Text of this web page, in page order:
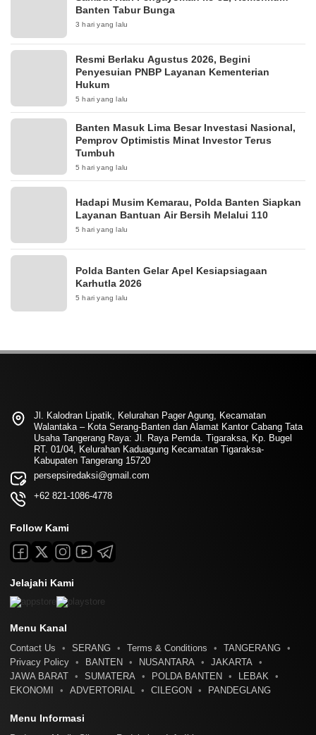
Banten Tabur Bunga
3 hari yang lalu
Resmi Berlaku Agustus 2026, Begini
Penyesuian PNBP Layanan Kementerian
Hukum
5 hari yang lalu
Banten Masuk Lima Besar Investasi Nasional,
Pemprov Optimistis Minat Investor Terus
Tumbuh
5 hari yang lalu
Hadapi Musim Kemarau, Polda Banten Siapkan
Layanan Bantuan Air Bersih Melalui 110
5 hari yang lalu
Polda Banten Gelar Apel Kesiapsiagaan
Karhutla 2026
5 hari yang lalu
Jl. Kalodran Lipatik, Kelurahan Pager Agung, Kecamatan
Walantaka – Kota Serang-Banten dan Alamat Kantor Cabang Tata
Usaha Tangerang Raya: Jl. Raya Pemda. Tigaraksa, Kp. Bugel
RT. 01/04, Kelurahan Kaduagung Kecamatan Tigaraksa-
Kabupaten Tangerang 15720
persepsiredaksi@gmail.com
+62 821-1086-4778
Follow Kami
Jelajahi Kami
Menu Kanal
Contact Us SERANG Terms & Conditions
TANGERANG
Privacy Policy
BANTEN NUSANTARA
JAKARTA
JAWA BARAT
SUMATERA POLDA BANTEN
LEBAK
EKONOMI
ADVERTORIAL CILEGON PANDEGLANG
Menu Informasi